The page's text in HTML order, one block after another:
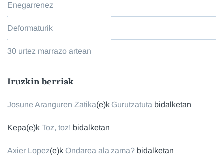
Enegarrenez
Deformaturik
30 urtez marrazo artean
Iruzkin berriak
Josune Aranguren Zatika(e)k Gurutzatuta bidalketan
Kepa(e)k Toz, toz! bidalketan
Axier Lopez(e)k Ondarea ala zama? bidalketan